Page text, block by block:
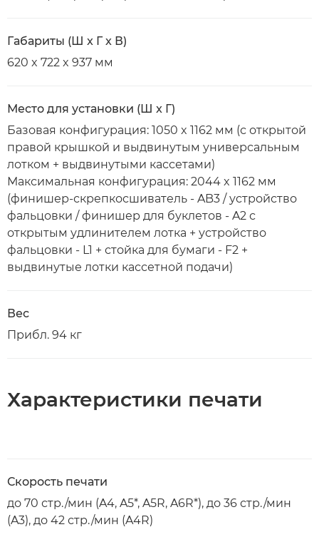
Габариты (Ш x Г x В)
620 x 722 x 937 мм
Место для установки (Ш x Г)
Базовая конфигурация: 1050 x 1162 мм (с открытой
правой крышкой и выдвинутым универсальным
лотком + выдвинутыми кассетами)
Максимальная конфигурация: 2044 x 1162 мм
(финишер-скрепкосшиватель - AB3 / устройство
фальцовки / финишер для буклетов - A2 с
открытым удлинителем лотка + устройство
фальцовки - L1 + стойка для бумаги - F2 +
выдвинутые лотки кассетной подачи)
Вес
Прибл. 94 кг
Характеристики печати
Скорость печати
до 70 стр./мин (A4, A5*, A5R, A6R*), до 36 стр./мин
(A3), до 42 стр./мин (A4R)